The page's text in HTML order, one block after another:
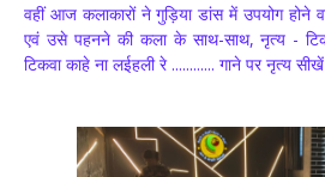
वहीं आज कलाकारों ने गुड़िया डांस में उपयोग होने
एवं उसे पहनने की कला के साथ-साथ, नृत्य -
टिकवा काहे ना लईहली रे ............ गाने पर नृत्य